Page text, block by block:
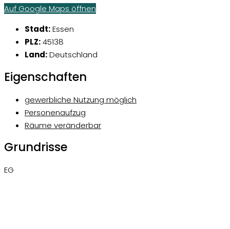
Auf Google Maps öffnen
Stadt:Essen
PLZ:45138
Land:Deutschland
Eigenschaften
gewerbliche Nutzung möglich
Personenaufzug
Räume veränderbar
Grundrisse
EG